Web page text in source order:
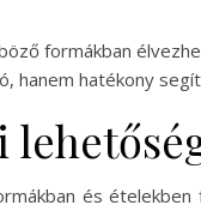
formákban
hanem hatékony
és